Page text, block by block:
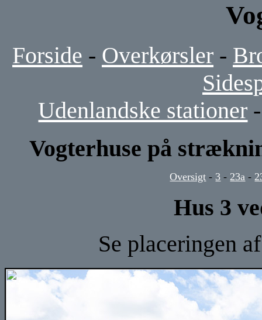
Forside - Overkørsler -
Udenlandske stationer
Vogterhuse på
Oversigt - 3 - 23a -
Hus 3
Se placeringen